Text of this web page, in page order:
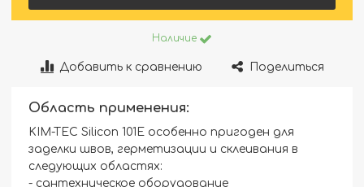
Наличие
Добавить к сравнению Поделиться
Область применения:
KIM-TEC Silicon 101E особенно пригоден для
заделки швов, герметизации и склеивания в
следующих областях:
- сантехническое оборудование